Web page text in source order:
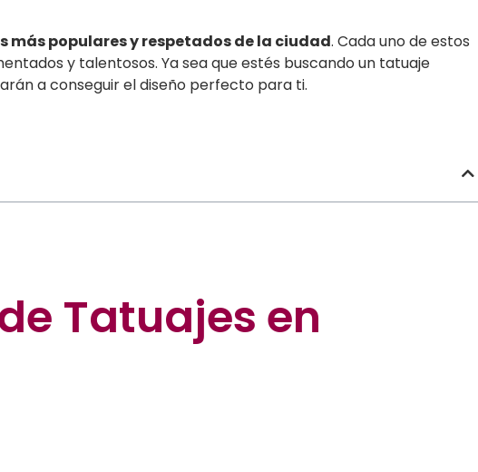
más populares y respetados de la ciudad. Cada uno de estos
y talentosos. Ya sea que estés buscando un tatuaje
a conseguir el diseño perfecto para ti.
Tatuajes en